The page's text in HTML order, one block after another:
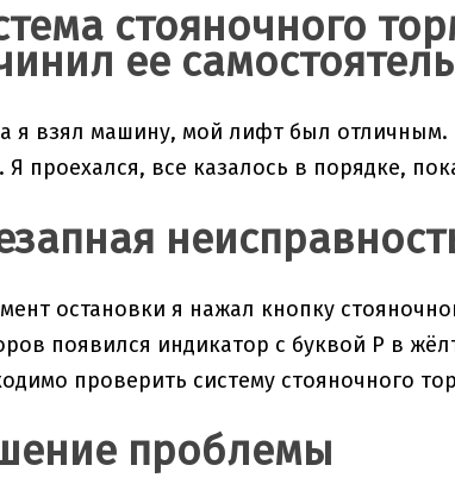
стояночного
ее
я взял машину, мой лифт был
проехался, все казалось в порядке,
остановки я нажал кнопку
появился индикатор с буквой Р в
проверить систему стояночного
проблемы